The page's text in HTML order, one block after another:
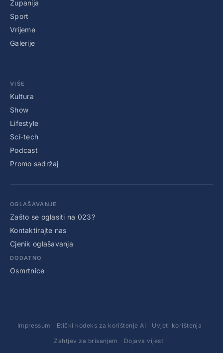
Županija
Sport
Vrijeme
Galerije
VIŠE
Kultura
Show
Lifestyle
Sci-tech
Podcast
Promo sadržaj
OGLAŠAVANJE
Zašto se oglasiti na 023?
Kontaktirajte nas
Cjenik oglašavanja
DODATNO
Osmrtnice
Impressum Etički kodeks za korištenje AI Uvjeti korištenja
Zahtjev za brisanjem Dojava vijesti